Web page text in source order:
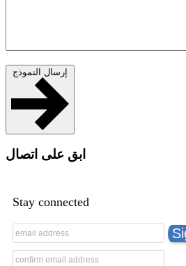
إرسال النموذج
ابق على اتصال
Stay connected